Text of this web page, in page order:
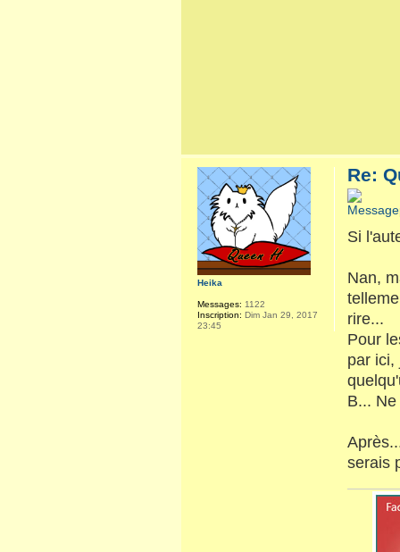
Re:
Si
Nan,
rire...
Pour
par ici,
B...
serais
Heika
Messages: 1122
Inscription: Dim Jan 29, 2017
23:45